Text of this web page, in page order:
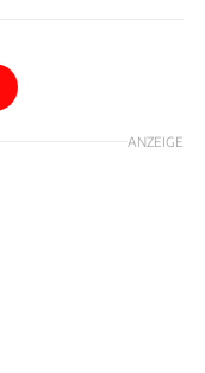
ANZEIGE